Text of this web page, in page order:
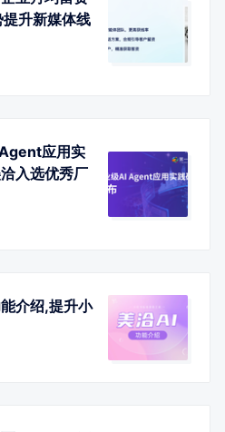
升新媒体线
应用实
入选优秀厂
介绍,提升小